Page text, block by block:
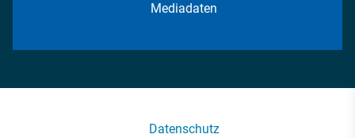
Mediadaten
Datenschutz